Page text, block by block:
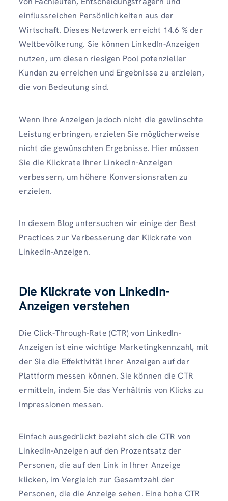
einflussreichen Persönlichkeiten aus der
Wirtschaft. Dieses Netzwerk erreicht 14.6 % der
Weltbevölkerung. Sie können LinkedIn-Anzeigen
nutzen, um diesen riesigen Pool potenzieller
Kunden zu erreichen und Ergebnisse zu erzielen,
die von Bedeutung sind.
Wenn Ihre Anzeigen jedoch nicht die gewünschte
Leistung erbringen, erzielen Sie möglicherweise
nicht die gewünschten Ergebnisse. Hier müssen
Sie die Klickrate Ihrer LinkedIn-Anzeigen
verbessern, um höhere Konversionsraten zu
erzielen.
In diesem Blog untersuchen wir einige der Best
Practices zur Verbesserung der Klickrate von
LinkedIn-Anzeigen.
Die Klickrate von LinkedIn-
Anzeigen verstehen
Die Click-Through-Rate (CTR) von LinkedIn-
Anzeigen ist eine wichtige Marketingkennzahl, mit
der Sie die Effektivität Ihrer Anzeigen auf der
Plattform messen können. Sie können die CTR
ermitteln, indem Sie das Verhältnis von Klicks zu
Impressionen messen.
Einfach ausgedrückt bezieht sich die CTR von
LinkedIn-Anzeigen auf den Prozentsatz der
Personen, die auf den Link in Ihrer Anzeige
klicken, im Vergleich zur Gesamtzahl der
Personen, die die Anzeige sehen. Eine hohe CTR